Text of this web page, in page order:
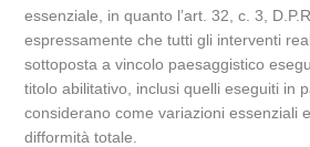
essenziale, in quanto l’art. 32, c. 3,
espressamente che tutti gli interventi
sottoposta a vincolo paesaggistico
titolo abilitativo, inclusi quelli eseguiti in
considerano come variazioni essenziali
difformità totale.